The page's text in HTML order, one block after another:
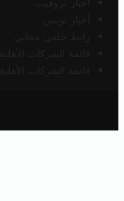
أخبار تروفيت
أخبار تونس
رابط خلفي مجاني
قائمة الشركات
قائمة الشركات